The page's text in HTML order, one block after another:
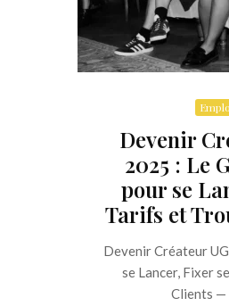
Devenir
2025 : Le
pour se
Tarifs et
Devenir Créateur
se Lancer, Fixer
Clients —